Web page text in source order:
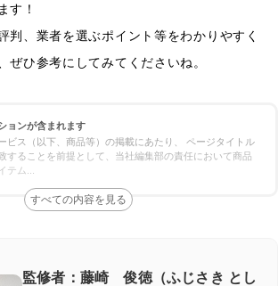
す！
判、業者を選ぶポイント等をわかりやすく
ぜひ参考にしてみてくださいね。
ョンが含まれます
ビス（以下、商品等）の掲載にあたり、 ページタイトル
することを前提として、当社編集部の責任において商品
テム
監修者：藤崎 俊徳（ふじさき とし